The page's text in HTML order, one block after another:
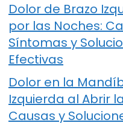
Dolor de Brazo
por las Noches:
Síntomas y
Efectivas
Dolor en la
Izquierda al Abrir
Causas y